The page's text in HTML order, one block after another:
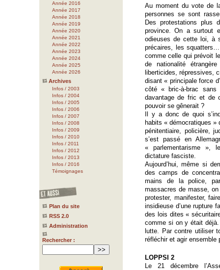
Année 2016
Année 2017
Année 2018
Année 2019
Année 2020
Année 2021
Année 2022
Année 2023
Année 2024
Année 2025
Année 2026
Archives
Infos / 2003
Infos / 2004
Infos / 2005
Infos / 2006
Infos / 2007
Infos / 2008
Infos / 2009
Infos / 2010
Infos / 2011
Infos / 2012
Infos / 2013
Infos / 2016
Témoignages
Plan du site
RSS 2.0
Administration
Rechercher :
Au moment du vote de
personnes se sont
Des protestations plus
province. On a surtout
odieuses de cette loi, à
précaires, les
comme celle qui prévoit
de nationalité
liberticides, répressives,
disant « principale force
côté « bric-à-brac
davantage de fric et de
pouvoir se gênerait ?
Il y a donc de quoi
habits « démocratiques »
pénitentiaire, policière,
s’est passé en
« parlementarisme »,
dictature fasciste.
Aujourd’hui, même si
des camps de
mains de la police,
massacres de masse, on
protester, manifester,
insidieuse d’une rupture
des lois dites «
comme si on y était
lutte. Par contre utiliser
réfléchir et agir ensemble
LOPPSI 2
Le 21 décembre